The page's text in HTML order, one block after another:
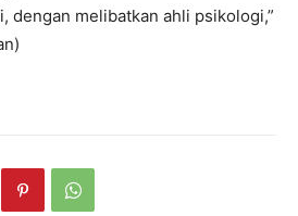
dengan melibatkan ahli psikologi,”